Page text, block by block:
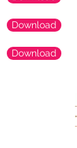
Download
Download